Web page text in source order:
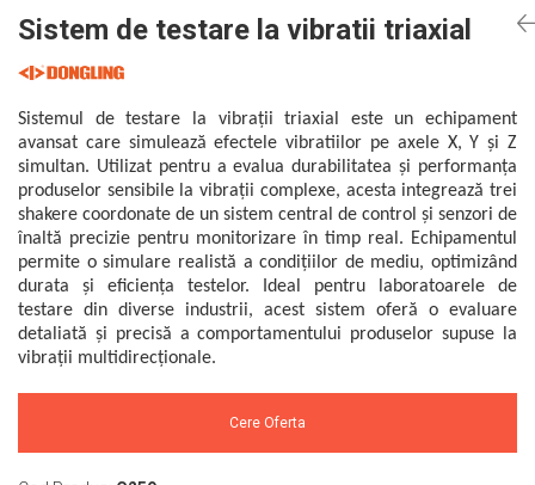
Măsurători termoviziune
Testări la vibrații
Vibrometre
Analizoare achiziții de date
Condiționere
Anemometre
Sonometre
Stații de monitorizare meteo
Alte echipamente de măsurare
Mașini și utilaje industriale
Utilaje feroviare
Mașini de echilibrare dinamică
Sisteme electrodinamice de testare la
vibrații
Măsurători geometrice
Măsurători termoviziune
Software
Analizoare achiziții de date
Condiționere
Anemometre
Sonometre
Stații de monitorizare meteo
Utilaje feroviare
Locomotive de manevră
Elevatoare mobile
Platforme de ridicare cu boghiuri
Platouri rotative
Echipamente pentru operații de
sudură
Boghiuri de cale ferată
Alte utilaje feroviare
Echipament testare sisteme de
franare vehicule feroviare
Senzori cu fir (Wired)
Accelerometre IEPE uniaxiale
Accelerometre IEPE triaxiale
Traductoare vibratii 4-20 mA
Traductoare ICP de viteză de vibrații
Senzori de vibrații cu fir
Senzori piezoelectrici
Senzori AGS
Microfoane de măsurare
Senzori de deplasare
Senzori seismici
Status Pro
Svantek
VibraSens
Winmate
Mectron
Lunitek
Gill Instruments
ZAGRO
Emanuel
Romell Inc.
Sistem de testare la vibratii triaxial
Sistemul de testare la vibrații triaxial este un echipament
avansat care simulează efectele vibratiilor pe axele X, Y și Z
simultan. Utilizat pentru a evalua durabilitatea și performanța
produselor sensibile la vibrații complexe, acesta integrează trei
shakere coordonate de un sistem central de control și senzori de
înaltă precizie pentru monitorizare în timp real. Echipamentul
permite o simulare realistă a condițiilor de mediu, optimizând
durata și eficiența testelor. Ideal pentru laboratoarele de
testare din diverse industrii, acest sistem oferă o evaluare
detaliată și precisă a comportamentului produselor supuse la
vibrații multidirecționale.
Cere Oferta